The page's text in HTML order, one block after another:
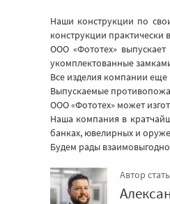
Наши конструкции по
конструкции
ООО «Фототех»
укомплектованные
Все изделия компании
Выпускаемые
ООО «Фототех» может
Наша компания в
банках, ювелирных и
Будем рады
Автор